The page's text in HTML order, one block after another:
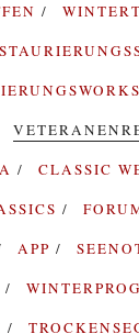
CLASSIC
APP